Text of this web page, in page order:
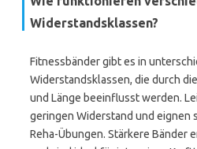
Widerstandsklassen?
Fitnessbänder gibt es in
Widerstandsklassen, die durch
und Länge beeinflusst werden.
geringen Widerstand und eignen
Reha-Übungen. Stärkere Bänder